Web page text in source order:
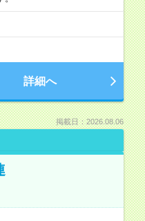
詳細へ
掲載日：2026.08.06